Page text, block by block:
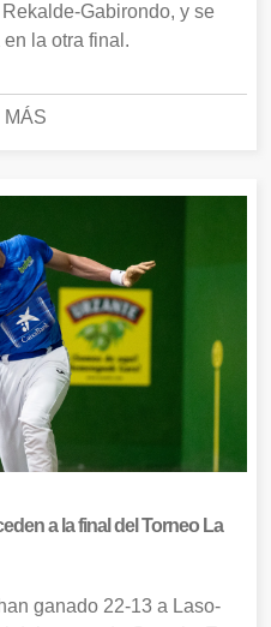
Gabirondo, y se
la otra final.
MÁS
a la final del Torneo La
ganado 22-13 a Laso-